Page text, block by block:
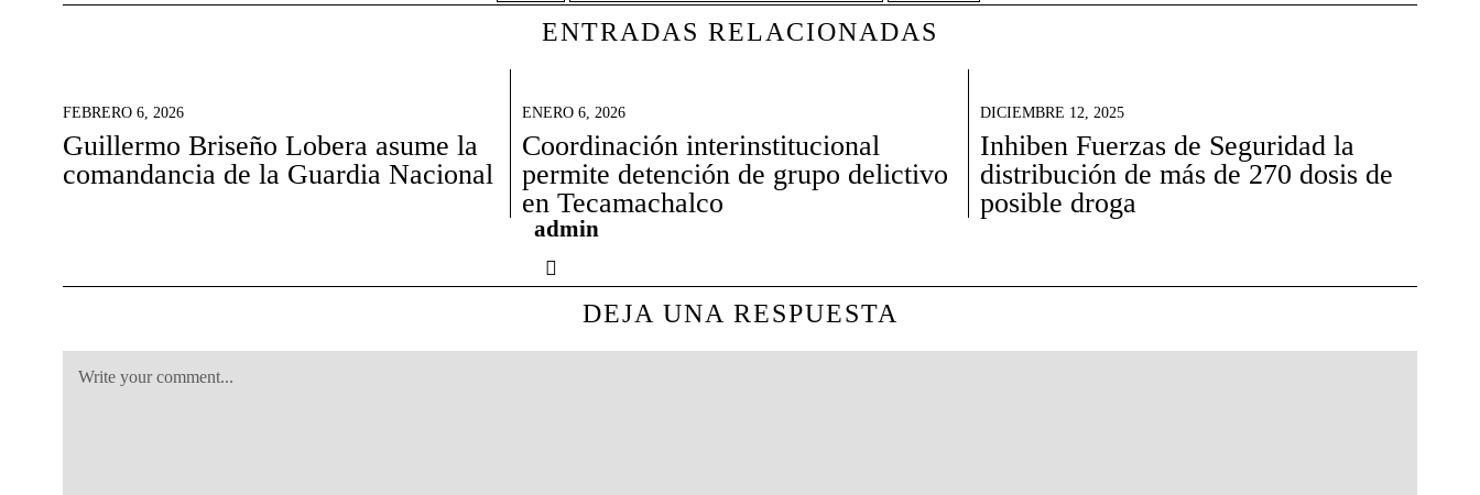
ENTRADAS RELACIONADAS
FEBRERO 6, 2026
Guillermo Briseño Lobera asume la
comandancia de la Guardia Nacional
ENERO 6, 2026
Coordinación interinstitucional
permite detención de grupo delictivo
en Tecamachalco
DICIEMBRE 12, 2025
Inhiben Fuerzas de Seguridad la
distribución de más de 270 dosis de
posible droga
admin
DEJA UNA RESPUESTA